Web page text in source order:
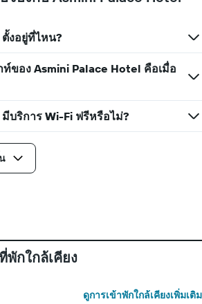
งอยู่ที่ไหน?
ท์ของ Asmini Palace Hotel คือเมื่อ
บริการ Wi-Fi ฟรีหรือไม่?
พักใกล้เคียง
ดูการเข้าพักใกล้เคียงเพิ่มเติม